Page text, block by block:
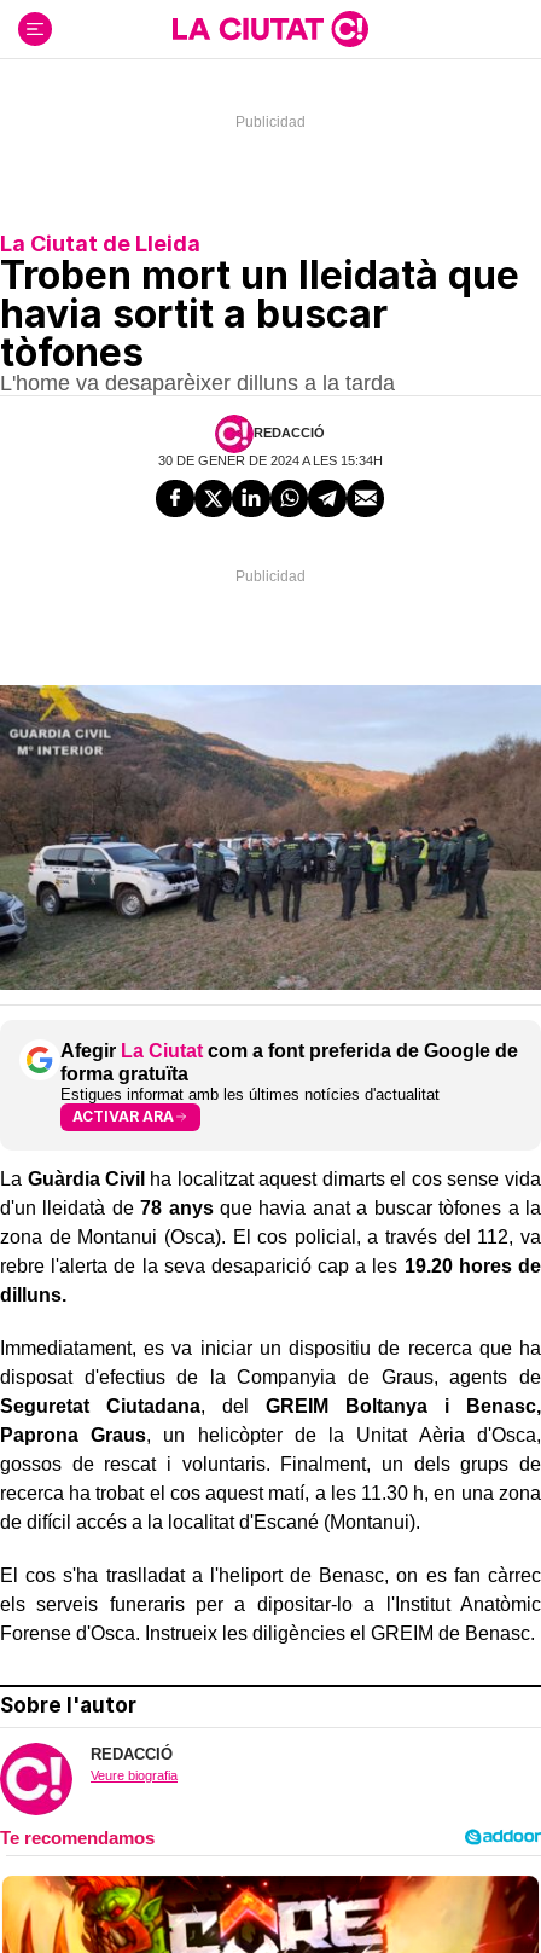
contenido
La Ciutat de Lleida
Troben mort un lleidatà que
havia sortit a buscar
tòfones
L'home va desaparèixer dilluns a la tarda
REDACCIÓ
30 DE GENER DE 2024 A LES 15:34H
Afegir La Ciutat com a font preferida de Google de
forma gratuïta
Estigues informat amb les últimes notícies d'actualitat
ACTIVAR ARA
La Guàrdia Civil ha localitzat aquest dimarts el cos sense vida
d'un lleidatà de78 anysque havia anat a buscar tòfones a la
zona de Montanui (Osca). El cos policial, a través del 112, va
rebre l'alerta de la seva desaparició cap a les 19.20 hores de
dilluns.
Immediatament, es va iniciar un dispositiu de recerca que ha
disposat d'efectius de la Companyia de Graus, agents de
Seguretat Ciutadana, del GREIM Boltanya i Benasc,
Paprona Graus, un helicòpter de la Unitat Aèria d'Osca,
gossos de rescat i voluntaris. Finalment, un dels grups de
recerca ha trobat el cos aquest matí, a les 11.30 h, en una zona
de difícil accés a la localitat d'Escané (Montanui).
El cos s'ha traslladat a l'heliport de Benasc, on es fan càrrec
els serveis funeraris per a dipositar-lo a l'Institut Anatòmic
Forense d'Osca. Instrueix les diligències el GREIM de Benasc.
Sobre l'autor
REDACCIÓ
Veure biografia